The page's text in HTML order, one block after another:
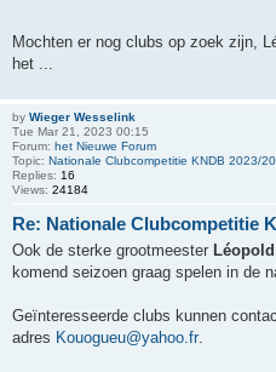
Mochten er nog clubs op zoek zijn,
het ...
by Wieger Wesselink
Tue Mar 21, 2023 00:15
Forum: het Nieuwe Forum
Topic: Nationale Clubcompetitie KNDB 2023/
Replies: 16
Views: 24184
Re: Nationale Clubcompetitie
Ook de sterke grootmeester
komend seizoen graag spelen in de
Geïnteresseerde clubs kunnen
adres Kouogueu@yahoo.fr.